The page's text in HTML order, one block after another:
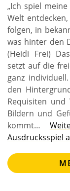
„Ich spiel
Welt
folgen, in
was hinter den
(Heidi Frei)
setzt auf die
ganz
den
Requisiten
Bildern und
kommt…
Ausdrucksspiel